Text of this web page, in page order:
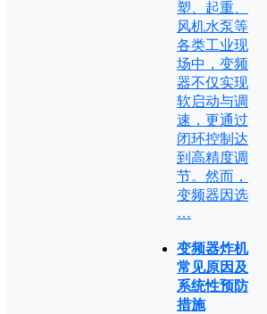
塑、起重、
风机水泵等
各类工业现
场中，变频
器不仅实现
软启动与调
速，更通过
闭环控制达
到高精度调
节。然而，
变频器因选
…
变频器炸机
常见原因及
系统性预防
措施